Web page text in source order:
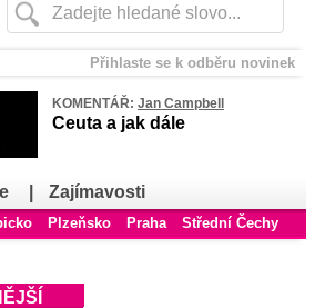
Přihlaste se k odběru novinek
KOMENTÁŘ: Jan Campbell
Ceuta a jak dále
Zajímavosti
Plzeňsko Praha Střední Čechy